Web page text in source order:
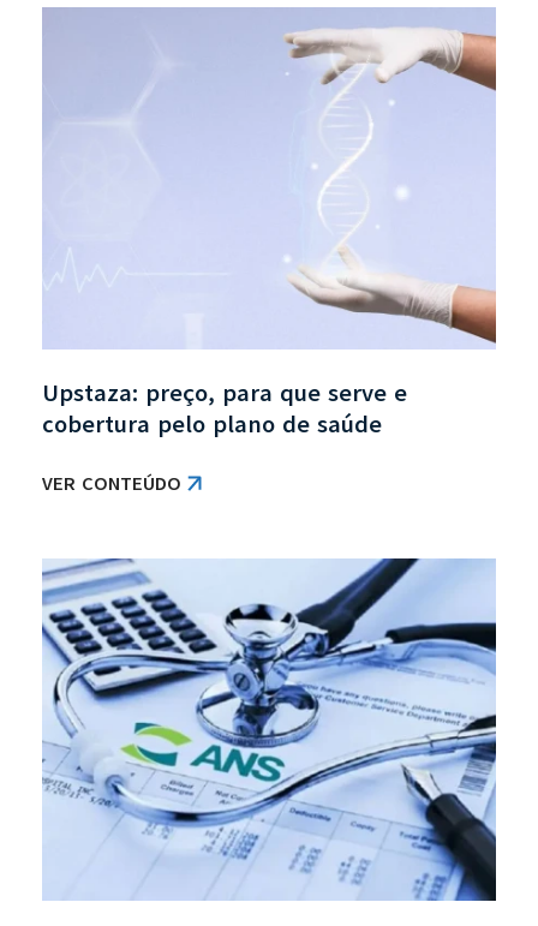
Upstaza: preço, para que serve e
cobertura pelo plano de saúde
VER CONTEÚDO